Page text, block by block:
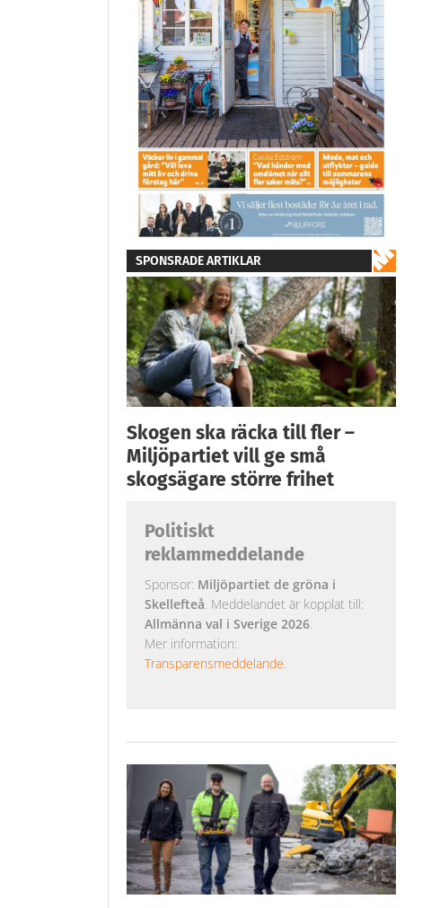
SPONSRADE ARTIKLAR
Skogen ska räcka till fler –
Miljöpartiet vill ge små
skogsägare större frihet
Politiskt
reklammeddelande
Sponsor: Miljöpartiet de gröna i
Skellefteå. Meddelandet är kopplat till:
Allmänna val i Sverige 2026.
Mer information:
Transparensmeddelande.